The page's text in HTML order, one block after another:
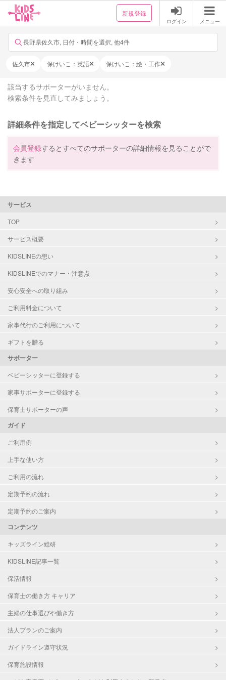
新規登録
ログイン メニュー
長野県佐久市, 日付・時間を選択, 他4件
佐久市 保けいこ：英語 保けいこ：絵・工作
該当するサポーターがいません。
検索条件を見直してみましょう。
詳細条件を指定してベビーシッターを検索
会員登録するとすべてのサポーターの詳細情報を見ることがで
きます
サービス
TOP
サービス概要
KIDSLINEの想い
KIDSLINEでのマナー・注意点
安心安全への取り組み
ご利用料金について
家事代行のご利用について
ギフトを贈る
サポーター
ベビーシッターに登録する
家事サポーターに登録する
保育士サポーターの声
ガイド
ご利用例
上手な使い方
ご利用の流れ
定期予約の流れ
定期予約のご案内
コンテンツ
キッズライン総研
KIDSLINE記事一覧
保活情報
保育士の働き方 キャリア
主婦の仕事選びや働き方
法人プランのご案内
ガイドライン遵守状況
保育施設情報